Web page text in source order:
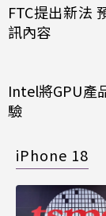
FTC提出新法
訊內容
Intel將GPU產
驗
iPhone 18